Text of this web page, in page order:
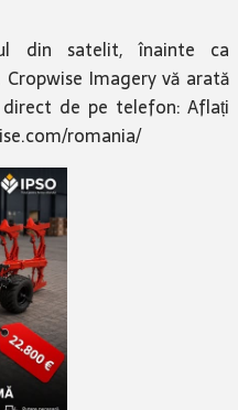
din satelit, înainte ca
Imagery vă arată
de pe telefon: Aflați
romania/